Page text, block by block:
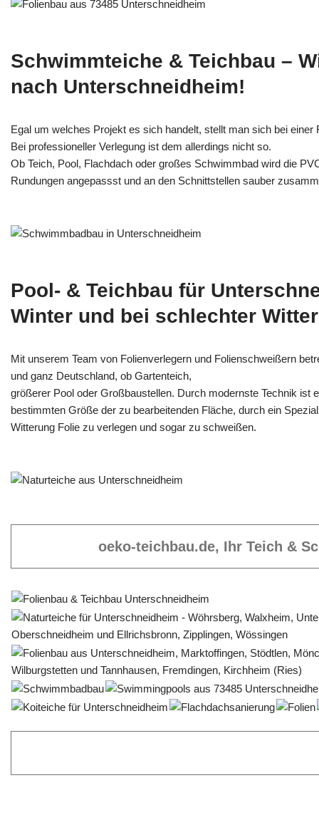
Schwimmteiche & Teichbau –
nach Unterschneidheim!
Egal um welches Projekt es sich handelt, stellt man sich bei einer
Bei professioneller Verlegung ist dem allerdings nicht so.
Ob Teich, Pool, Flachdach oder großes Schwimmbad wird die
Rundungen angepassst und an den Schnittstellen sauber
Pool- & Teichbau für
Winter und bei schlechter
Mit unserem Team von Folienverlegern und Folien­schweißern
und ganz Deutschland, ob Gartenteich,
größerer Pool oder Großbaustellen. Durch modernste Technik ist
bestimmten Größe der zu bearbeitenden Fläche, durch ein
Witterung Folie zu verlegen und sogar zu schweißen.
oeko-teichbau.de, Ihr Teich &